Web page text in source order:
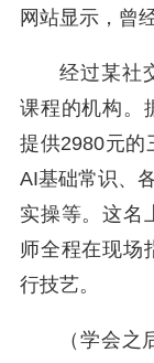
网站显示，曾
经过某社
课程的机构。
提供2980元的
AI基础常识、
实操等。这名
师全程在现场
行技艺。
（学会